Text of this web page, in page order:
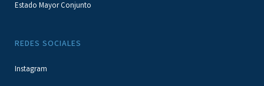
Estado Mayor Conjunto
REDES SOCIALES
Instagram